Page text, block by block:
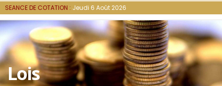
SEANCE DE COTATION : Jeudi 6 Août 2026
Lois